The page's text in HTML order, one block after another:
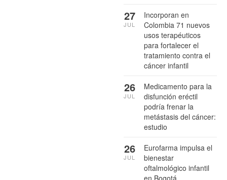
Incorporan en
Colombia 71 nuevos
usos terapéuticos
para fortalecer el
tratamiento contra el
cáncer infantil
27
JUL
Medicamento para la
disfunción eréctil
podría frenar la
metástasis del cáncer:
estudio
26
JUL
Eurofarma impulsa el
bienestar
oftalmológico infantil
26
JUL